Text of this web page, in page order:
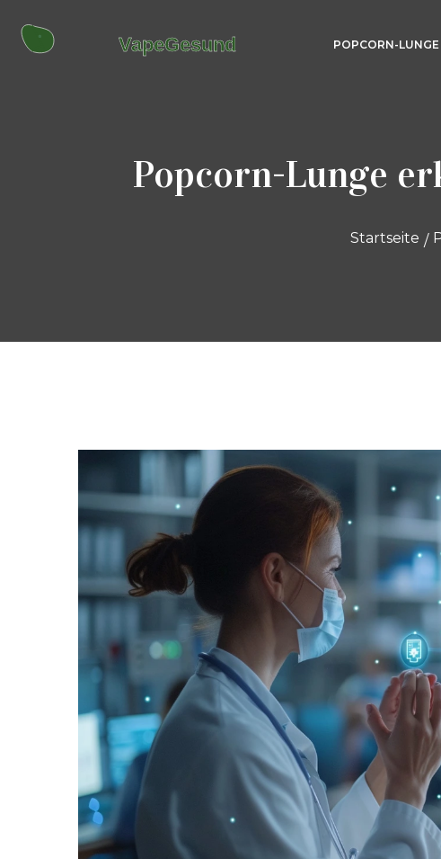
POPCORN-
Popcorn-Lunge
Startseite